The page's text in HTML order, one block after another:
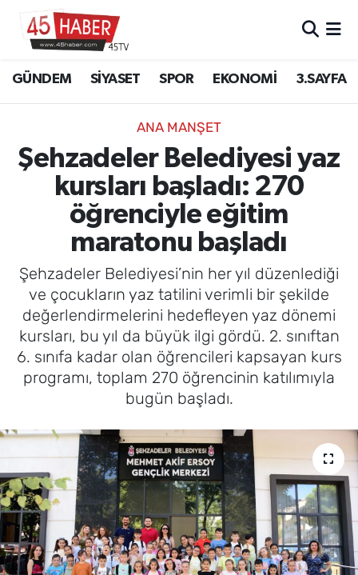
GÜNDEM SİYASET SPOR EKONOMİ 3.SAYFA
ANA MANŞET
Şehzadeler Belediyesi yaz
kursları başladı: 270
öğrenciyle eğitim
maratonu başladı
Şehzadeler Belediyesi’nin her yıl düzenlediği
ve çocukların yaz tatilini verimli bir şekilde
değerlendirmelerini hedefleyen yaz dönemi
kursları, bu yıl da büyük ilgi gördü. 2. sınıftan
6. sınıfa kadar olan öğrencileri kapsayan kurs
programı, toplam 270 öğrencinin katılımıyla
bugün başladı.
SİYASET
EKONOMİ
3.SAYFA
EĞİTİM
SAĞLIK
YAŞAM
MAGAZİN
Manisa Hava Durumu
Manisa Trafik Yoğunluk Haritası
Süper Lig Puan Durumu ve Fikstür
Tüm Manşetler
Son Dakika Haberleri
Haber Arşivi